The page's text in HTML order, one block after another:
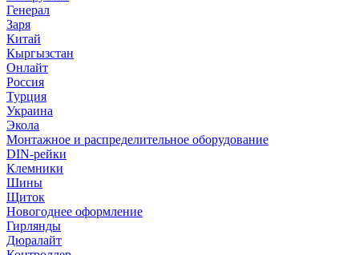
Генерал
Заря
Китай
Кыргызстан
Онлайт
Россия
Турция
Украина
Экола
Монтажное и распределительное оборудование
DIN-рейки
Клемники
Шины
Щиток
Новогоднее оформление
Гирлянды
Дюралайт